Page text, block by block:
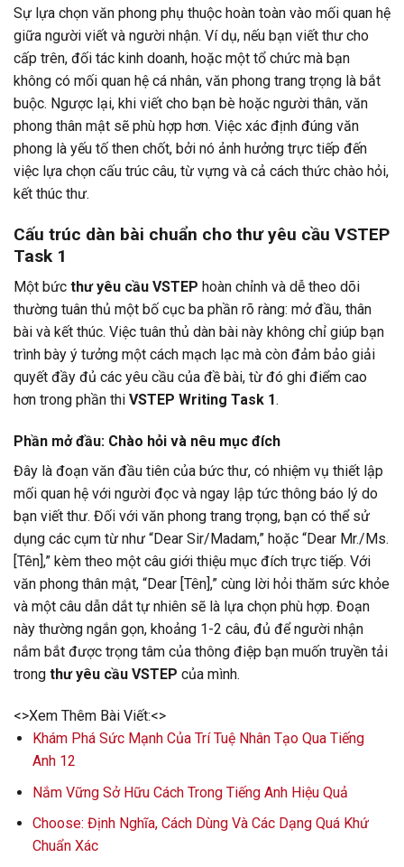
Sự lựa chọn văn phong phụ thuộc hoàn toàn vào mối quan hệ
giữa người viết và người nhận. Ví dụ, nếu bạn viết thư cho
cấp trên, đối tác kinh doanh, hoặc một tổ chức mà bạn
không có mối quan hệ cá nhân, văn phong trang trọng là bắt
buộc. Ngược lại, khi viết cho bạn bè hoặc người thân, văn
phong thân mật sẽ phù hợp hơn. Việc xác định đúng văn
phong là yếu tố then chốt, bởi nó ảnh hưởng trực tiếp đến
việc lựa chọn cấu trúc câu, từ vựng và cả cách thức chào hỏi,
kết thúc thư.
Cấu trúc dàn bài chuẩn cho thư yêu cầu VSTEP
Task 1
Một bức thư yêu cầu VSTEP hoàn chỉnh và dễ theo dõi
thường tuân thủ một bố cục ba phần rõ ràng: mở đầu, thân
bài và kết thúc. Việc tuân thủ dàn bài này không chỉ giúp bạn
trình bày ý tưởng một cách mạch lạc mà còn đảm bảo giải
quyết đầy đủ các yêu cầu của đề bài, từ đó ghi điểm cao
hơn trong phần thi VSTEP Writing Task 1.
Phần mở đầu: Chào hỏi và nêu mục đích
Đây là đoạn văn đầu tiên của bức thư, có nhiệm vụ thiết lập
mối quan hệ với người đọc và ngay lập tức thông báo lý do
bạn viết thư. Đối với văn phong trang trọng, bạn có thể sử
dụng các cụm từ như “Dear Sir/Madam,” hoặc “Dear Mr./Ms.
[Tên],” kèm theo một câu giới thiệu mục đích trực tiếp. Với
văn phong thân mật, “Dear [Tên],” cùng lời hỏi thăm sức khỏe
và một câu dẫn dắt tự nhiên sẽ là lựa chọn phù hợp. Đoạn
này thường ngắn gọn, khoảng 1-2 câu, đủ để người nhận
nắm bắt được trọng tâm của thông điệp bạn muốn truyền tải
trong thư yêu cầu VSTEP của mình.
<>Xem Thêm Bài Viết:<>
Khám Phá Sức Mạnh Của Trí Tuệ Nhân Tạo Qua Tiếng
Anh 12
Nắm Vững Sở Hữu Cách Trong Tiếng Anh Hiệu Quả
Choose: Định Nghĩa, Cách Dùng Và Các Dạng Quá Khứ
Chuẩn Xác